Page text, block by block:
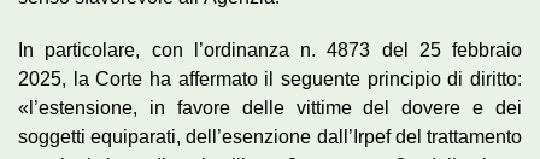
In particolare, con l’ordinanza n. 4873 del 25 febbraio
2025, la Corte ha affermato il seguente principio di diritto:
«l’estensione, in favore delle vittime del dovere e dei
soggetti equiparati, dell’esenzione dall’Irpef del trattamento